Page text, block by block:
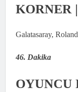
KORNER
Galatasaray,
46. Dakika
OYUNCU